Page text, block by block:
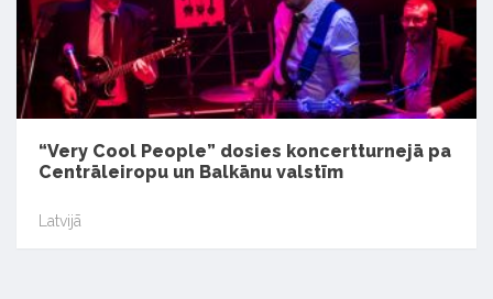
“Very Cool People” dosies koncertturnejā pa
Centrāleiropu un Balkānu valstīm
Latvijā